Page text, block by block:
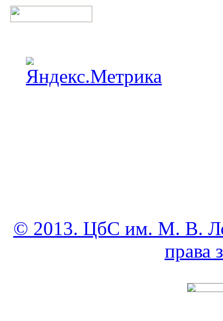
© 2013. ЦбС им. М. В.
права